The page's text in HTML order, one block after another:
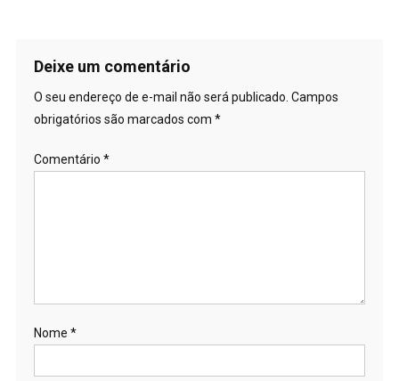
Deixe um comentário
O seu endereço de e-mail não será publicado. Campos
obrigatórios são marcados com *
Comentário *
Nome *